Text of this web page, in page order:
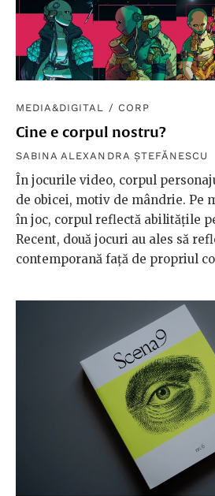
MEDIA&DIGITAL / CORP
Cine e corpul nostru?
SABINA ALEXANDRA ȘTEFĂNESCU
În jocurile video, corpul
de obicei, motiv de mândrie. Pe
în joc, corpul reflectă abilitățile
Recent, două jocuri au ales să
contemporană față de propriul